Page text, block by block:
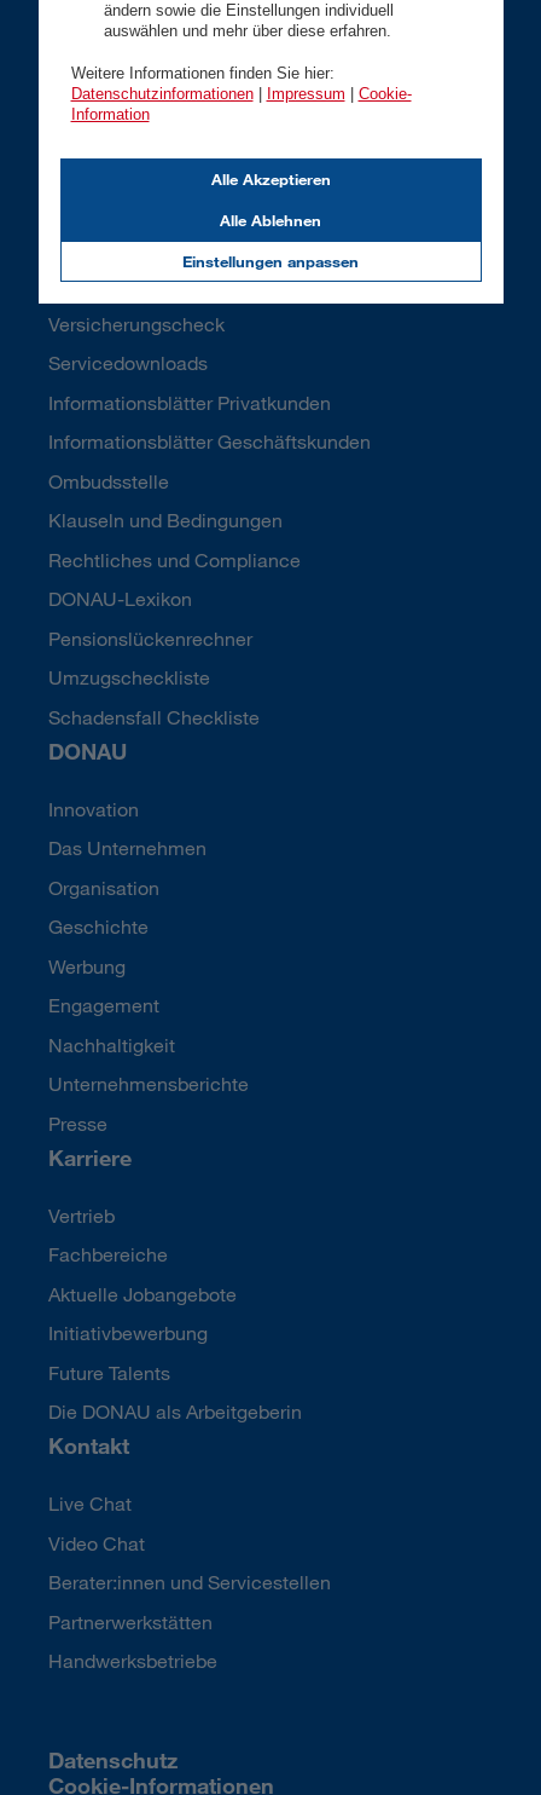
ändern sowie die Einstellungen individuell
auswählen und mehr über diese erfahren.
Weitere Informationen finden Sie hier:
Datenschutzinformationen| Impressum
Cookie-
Information
Einstellungen anpassen
Alle Ablehnen
Alle Akzeptieren
Betriebsversicherungen
Vorsorge
Branchenlösungen
Meine DONAU
Daten ändern
Versicherungscheck
Servicedownloads
Informationsblätter Privatkunden
Informationsblätter Geschäftskunden
Ombudsstelle
Klauseln und Bedingungen
Rechtliches und Compliance
DONAU-Lexikon
Pensionslückenrechner
Umzugscheckliste
Schadensfall Checkliste
DONAU
Innovation
Das Unternehmen
Organisation
Geschichte
Werbung
Engagement
Nachhaltigkeit
Unternehmensberichte
Presse
Karriere
Vertrieb
Fachbereiche
Aktuelle Jobangebote
Initiativbewerbung
Future Talents
Die DONAU als Arbeitgeberin
Kontakt
Live Chat
Video Chat
Berater:innen und Servicestellen
Partnerwerkstätten
Handwerksbetriebe
Datenschutz
Cookie-Informationen